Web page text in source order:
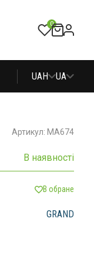
0
UAH UA
Артикул: MA674
В наявності
В обране
GRAND